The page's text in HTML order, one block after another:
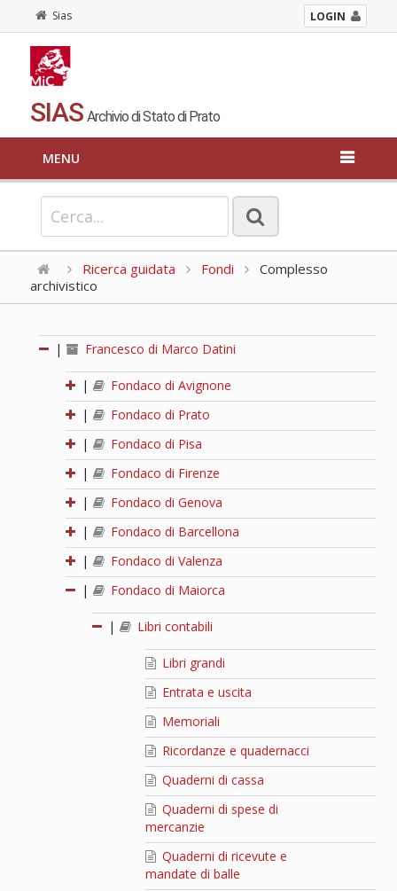
Sias LOGIN
SIAS Archivio di Stato di Prato
MENU
Ricerca guidata Fondi
Complesso
archivistico
| Francesco di Marco Datini
|
Fondaco di Avignone
|
Fondaco di Prato
|
Fondaco di Pisa
|
Fondaco di Firenze
|
Fondaco di Genova
|
Fondaco di Barcellona
|
Fondaco di Valenza
|
Fondaco di Maiorca
| Libri contabili
Libri grandi
Entrata e uscita
Memoriali
Ricordanze e quadernacci
Quaderni di cassa
Quaderni di spese di
mercanzie
Quaderni di ricevute e
mandate di balle